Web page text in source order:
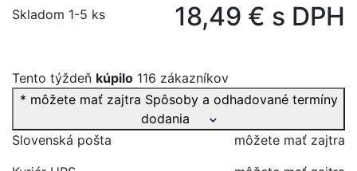
Skladom 1-5 ks 18,49 € s DPH
Tento týždeň kúpilo 116 zákazníkov
* môžete mať zajtra Spôsoby a odhadované termíny
dodania
Slovenská pošta
môžete mať zajtra